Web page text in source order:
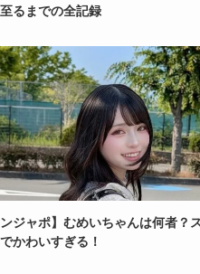
るまでの全記録
ジャポ】むめいちゃんは何者？
かわいすぎる！